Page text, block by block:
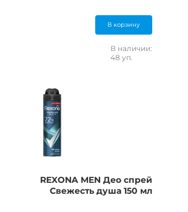
В корзину
В наличии:
48 уп.
REXONA MEN Део спрей
Свежесть душа 150 мл